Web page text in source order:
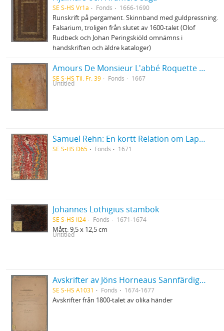
SE S-HS Vr1a Fonds 1666-1690
Runskrift på pergament. Skinnband med guldpressning.
Falsarium, troligen från slutet av 1600-talet (Olof
Rudbeck och Johan Peringskiöld omnämns i
handskriften och äldre kataloger)
Amours De Monsieur L'abbé Roquette avec Mademoiselle de Montauzier par Monsieur L'abbé Le Camus 1667
SE S-HS Til. Fr. 39 Fonds 1667
Untitled
Samuel Rehn: En kortt Relation om Lapparnes lefwarne och sedher, wijdskiepellser, sampt i många stycken grofwe wildfarellser
SE S-HS D65 Fonds 1671
Johannes Lothigius stambok
SE S-HS Il24 Fonds 1671-1674
Mått: 9,5 x 12,5 cm
Untitled
Avskrifter av Jöns Horneaus Sannfärdig berättelse om det för 100 år sedan förlupna grufverliga Trolldoms-Oväsendet i Sverige och Martin Brunnerus Betänkande om trolldomsväsendet
SE S-HS A1031 Fonds 1674-1677
Avskrifter från 1800-talet av olika händer